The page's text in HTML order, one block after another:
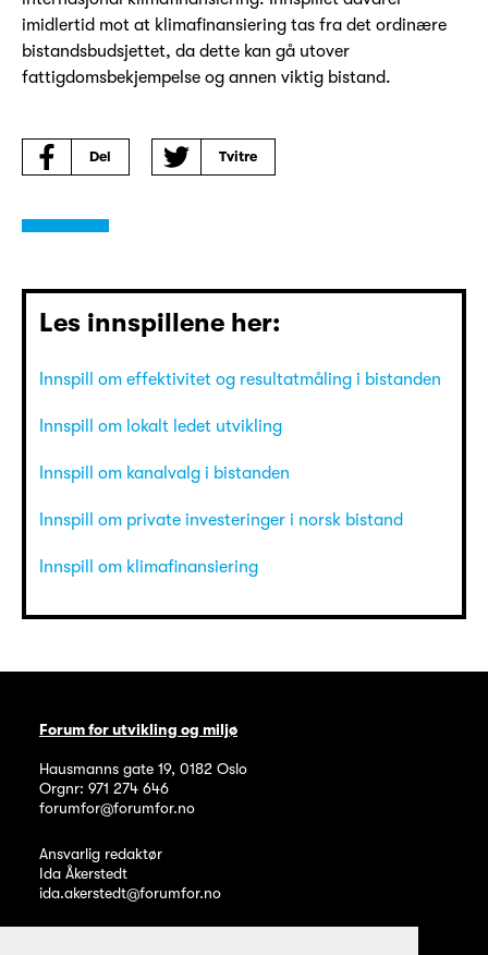
imidlertid mot at klimafinansiering tas fra det ordinære
bistandsbudsjettet, da dette kan gå utover
fattigdomsbekjempelse og annen viktig bistand.
Del Tvitre
Les innspillene her:
Innspill om effektivitet og resultatmåling i bistanden
Innspill om lokalt ledet utvikling
Innspill om kanalvalg i bistanden
Innspill om private investeringer i norsk bistand
Innspill om klimafinansiering
Forum for utvikling og miljø
Hausmanns gate 19, 0182 Oslo
Orgnr: 971 274 646
forumfor@forumfor.no
Ansvarlig redaktør
Ida Åkerstedt
ida.akerstedt@forumfor.no